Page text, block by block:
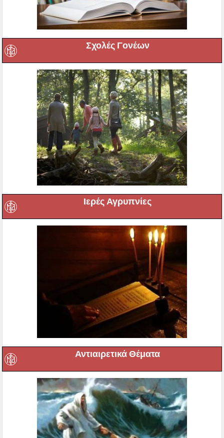
Σχολές Γονέων
Ιερές Αγρυπνίες
Αντιαιρετικά Θέματα